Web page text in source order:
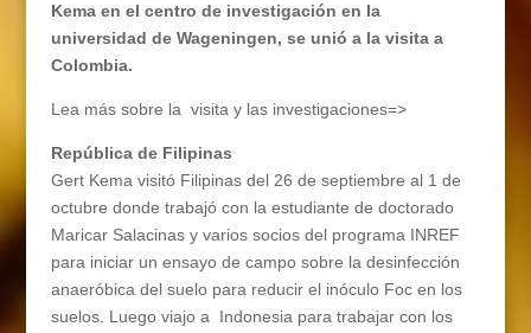
Kema en el centro de investigación en la
universidad de Wageningen, se unió a la visita a
Colombia.
Lea más sobre la visita y las investigaciones=>
República de Filipinas
Gert Kema visitó Filipinas del 26 de septiembre al 1 de
octubre donde trabajó con la estudiante de doctorado
Maricar Salacinas y varios socios del programa INREF
para iniciar un ensayo de campo sobre la desinfección
anaeróbica del suelo para reducir el inóculo Foc en los
suelos. Luego viajo a
Indonesia para trabajar con los